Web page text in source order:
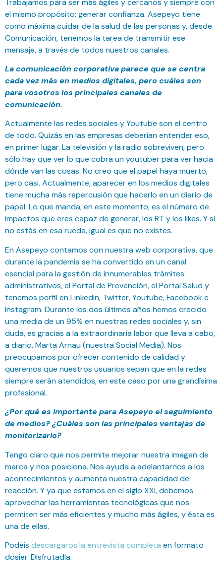
el mismo propósito: generar confianza. Asepeyo tiene
como máxima cuidar de la salud de las personas y, desde
Comunicación, tenemos la tarea de transmitir ese
mensaje, a través de todos nuestros canales.
La comunicación corporativa parece que se centra
cada vez más en medios digitales, pero cuáles son
para vosotros los principales canales de
comunicación.
Actualmente las redes sociales y Youtube son el centro
de todo. Quizás en las empresas deberían entender eso,
en primer lugar. La televisión y la radio sobreviven, pero
sólo hay que ver lo que cobra un youtuber para ver hacia
dónde van las cosas. No creo que el papel haya muerto,
pero casi. Actualmente, aparecer en los medios digitales
tiene mucha más repercusión que hacerlo en un diario de
papel. Lo que manda, en este momento, es el número de
impactos que eres capaz de generar, los RT y los likes. Y si
no estás en esa rueda, igual es que no existes.
En Asepeyo contamos con nuestra web corporativa, que
durante la pandemia se ha convertido en un canal
esencial para la gestión de innumerables trámites
administrativos, el Portal de Prevención, el Portal Salud y
tenemos perfil en Linkedin, Twitter, Youtube, Facebook e
Instagram. Durante los dos últimos años hemos crecido
una media de un 95% en nuestras redes sociales y, sin
duda, es gracias a la extraordinaria labor que lleva a cabo,
a diario, Marta Arnau (nuestra Social Media). Nos
preocupamos por ofrecer contenido de calidad y
queremos que nuestros usuarios sepan que en la redes
siempre serán atendidos, en este caso por una grandísima
profesional.
¿Por qué es importante para Asepeyo el seguimiento
de medios? ¿Cuáles son las principales ventajas de
monitorizarlo?
Tengo claro que nos permite mejorar nuestra imagen de
marca y nos posiciona. Nos ayuda a adelantarnos a los
acontecimientos y aumenta nuestra capacidad de
reacción. Y ya que estamos en el siglo XXI, debemos
aprovechar las herramientas tecnológicas que nos
permiten ser más eficientes y mucho más ágiles, y ésta es
una de ellas.
Podéis descargaros la entrevista completa en formato
dosier. Disfrutadla.